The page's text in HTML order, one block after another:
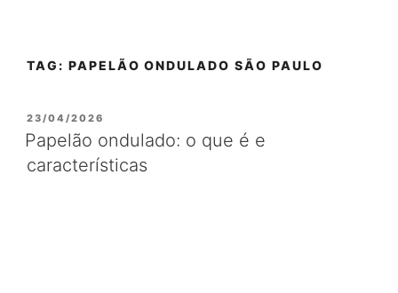
TAG: PAPELÃO ONDULADO SÃO PAULO
23/04/2026
Papelão ondulado: o que é e
características